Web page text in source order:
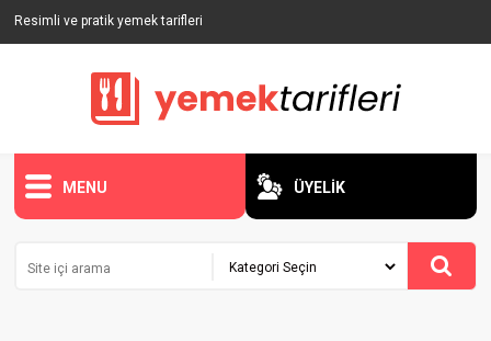
Resimli ve pratik yemek tarifleri
MENU ÜYELİK